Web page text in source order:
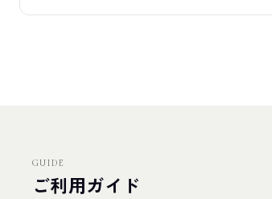
GUIDE
ご利用ガイド